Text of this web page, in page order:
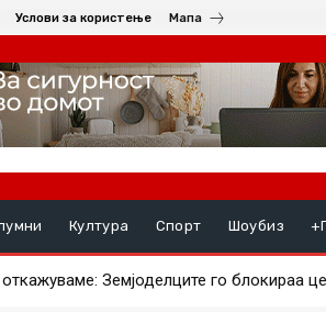
Услови за користење Мапа
Култура Спорт Шоубиз
Земјоделците го блокираа
е поисплатливо?